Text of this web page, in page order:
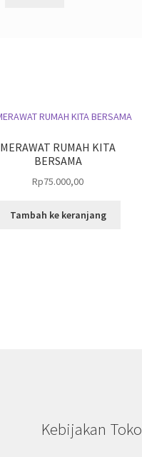
MERAWAT RUMAH KITA
BERSAMA
Rp75.000,00
Tambah ke keranjang
Kebijakan Toko